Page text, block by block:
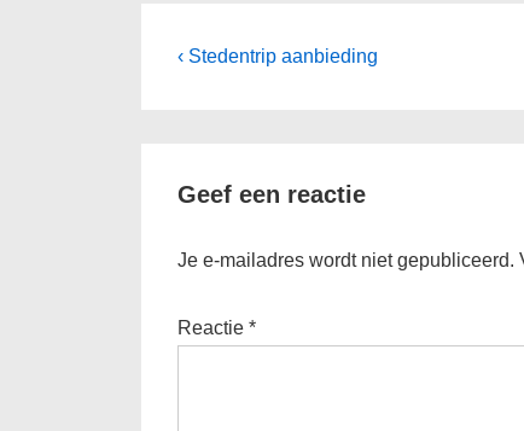
Bericht
Vorig
‹ Stedentrip aanbieding
Geef een reactie
Je e-mailadres wordt niet gepubliceerd.
Reactie *